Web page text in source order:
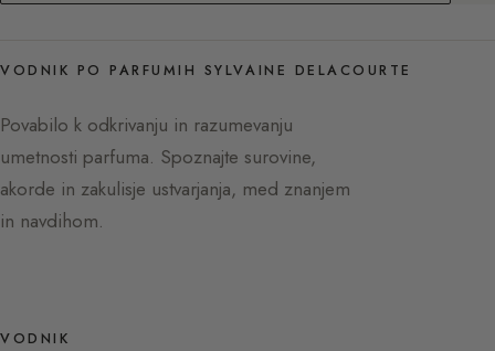
VODNIK PO PARFUMIH SYLVAINE DELACOURTE
Povabilo k odkrivanju in razumevanju
umetnosti parfuma. Spoznajte surovine,
akorde in zakulisje ustvarjanja, med znanjem
in navdihom.
VODNIK